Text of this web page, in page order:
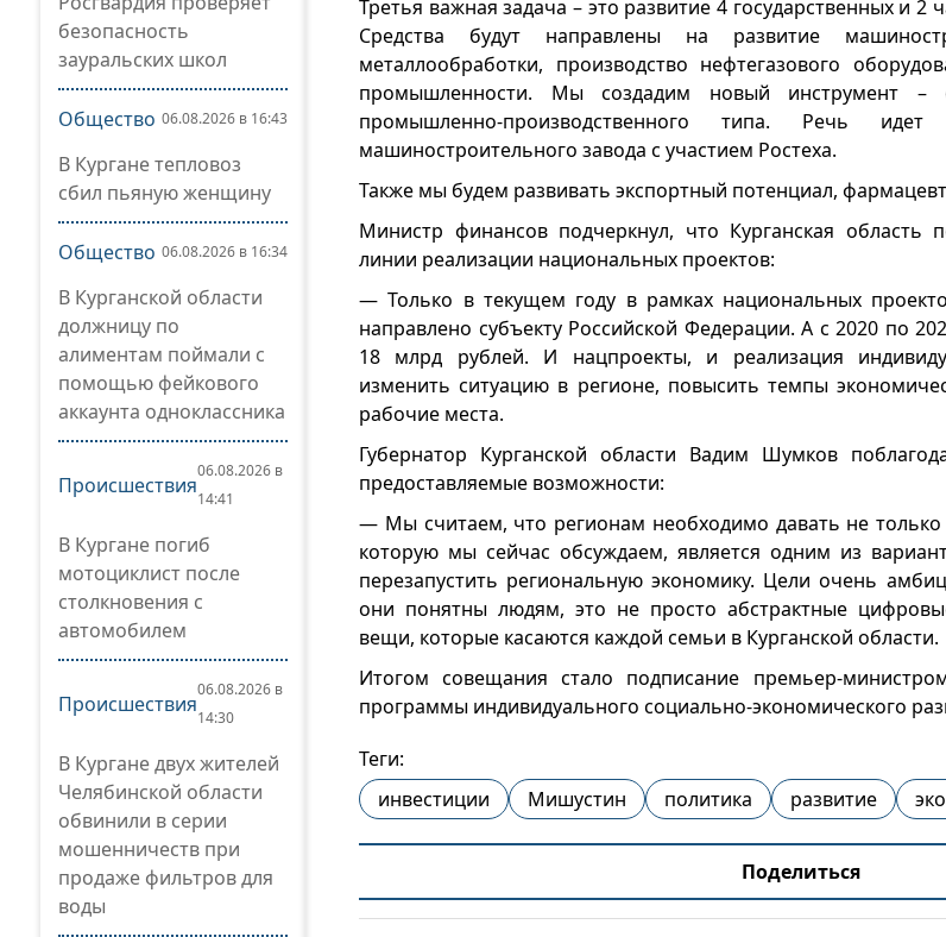
безопасность
зауральских школ
Общество 06.08.2026 в 16:43
В Кургане тепловоз
сбил пьяную женщину
Общество 06.08.2026 в 16:34
В Курганской области
должницу по
алиментам поймали с
помощью фейкового
аккаунта одноклассника
Происшествия
06.08.2026 в
14:41
В Кургане погиб
мотоциклист после
столкновения с
автомобилем
Происшествия
06.08.2026 в
14:30
В Кургане двух жителей
Челябинской области
обвинили в серии
мошенничеств при
продаже фильтров для
воды
Третья важная задача – это развитие 4 государственных и
Средства будут направлены на развитие
металлообработки, производство нефтегазового
промышленности. Мы создадим новый инструмент –
промышленно-производственного типа. Речь
машиностроительного завода с участием Ростеха.
Также мы будем развивать экспортный потенциал,
Министр финансов подчеркнул, что Курганская область
линии реализации национальных проектов:
— Только в текущем году в рамках национальных
направлено субъекту Российской Федерации. А с 2020 по
18 млрд рублей. И нацпроекты, и реализация
изменить ситуацию в регионе, повысить темпы
рабочие места.
Губернатор Курганской области Вадим Шумков
предоставляемые возможности:
— Мы считаем, что регионам необходимо давать не
которую мы сейчас обсуждаем, является одним из
перезапустить региональную экономику. Цели очень
они понятны людям, это не просто абстрактные
вещи, которые касаются каждой семьи в Курганской области.
Итогом совещания стало подписание премьер-
программы индивидуального социально-экономического
Теги:
инвестиции
Мишустин политика развитие
Поделиться